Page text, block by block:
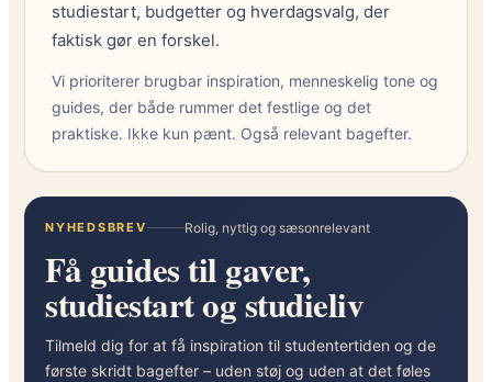
studiestart, budgetter og hverdagsvalg, der
faktisk gør en forskel.
Vi prioriterer brugbar inspiration, menneskelig tone og
guides, der både rummer det festlige og det
praktiske. Ikke kun pænt. Også relevant bagefter.
NYHEDSBREV Rolig, nyttig og sæsonrelevant
Få guides til gaver,
studiestart og studieliv
Tilmeld dig for at få inspiration til studentertiden og de
første skridt bagefter – uden støj og uden at det føles